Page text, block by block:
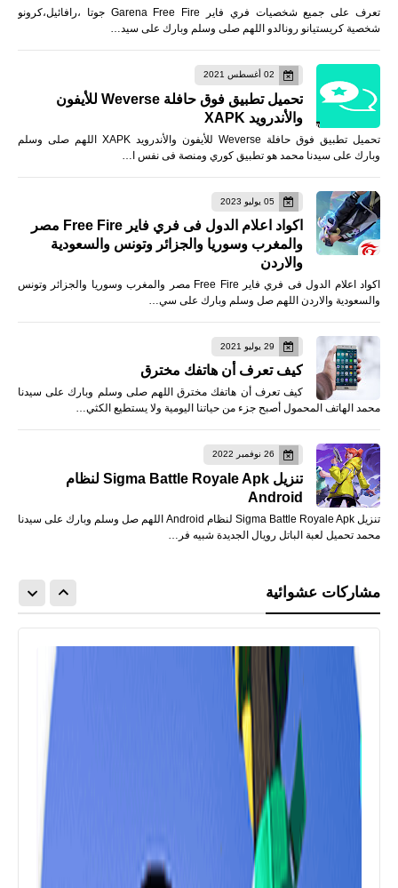
تعرف على جميع شخصيات فري فاير Garena Free Fire جوتا ،رافائيل،كرونو
شخصية كريستيانو رونالدو اللهم صلى وسلم وبارك على سيد…
02 أغسطس 2021
تحميل تطبيق فوق حافلة Weverse للأيفون
والأندرويد XAPK
تحميل تطبيق فوق حافلة Weverse للأيفون والأندرويد XAPK اللهم صلى وسلم
وبارك على سيدنا محمد هو تطبيق كوري ومنصة فى نفس ا…
05 يوليو 2023
اكواد اعلام الدول فى فري فاير Free Fire مصر
والمغرب وسوريا والجزائر وتونس والسعودية
والاردن
اكواد اعلام الدول فى فري فاير Free Fire مصر والمغرب وسوريا والجزائر وتونس
والسعودية والاردن اللهم صل وسلم وبارك على سي…
29 يوليو 2021
كيف تعرف أن هاتفك مخترق
كيف تعرف أن هاتفك مخترق اللهم صلى وسلم وبارك على سيدنا
محمد الهاتف المحمول أصبح جزء من حياتنا اليومية ولا يستطيع الكثي…
26 نوفمبر 2022
تنزيل Sigma Battle Royale Apk لنظام
Android
تنزيل Sigma Battle Royale Apk لنظام Android اللهم صل وسلم وبارك على سيدنا
محمد تحميل لعبة الباتل رويال الجديدة شبيه فر…
مشاركات عشوائية